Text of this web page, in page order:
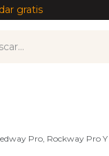
gratis
Pro, Rockway Pro